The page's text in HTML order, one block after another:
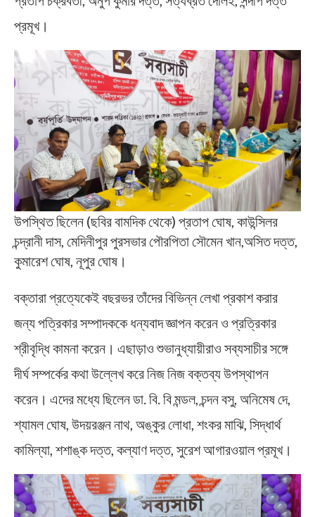
প্রমূখ।
উপস্থিত ছিলেন (ছবির বামদিক থেকে) প্রতাপ ঘোষ, কাউন্সিলর
চন্দ্রানী দাস, মেদিনীপুর পুরসভার পৌরপিতা সৌমেন খান,অসিত দত্ত,
কুমারেশ ঘোষ, নূপুর ঘোষ।
বক্তারা প্রত্যেকেই বছরভর তাঁদের বিভিন্ন লেখা প্রকাশ করার
জন্য পত্রিকার সম্পাদককে ধন্যবাদ জ্ঞাপন করেন ও প্রত্রিকার
শ্রীবৃদ্ধি কামনা করেন। এছাড়াও শুভানুধ্যায়ীরাও সব্যসাচীর সঙ্গে
দীর্ঘ সম্পর্কের কথা উল্লেখ করে নিজ নিজ বক্তব্য উপস্থাপন
করেন। এদের মধ্যে ছিলেন ডা. বি. বি মন্ডল, চন্দন বসু, অনিমেষ দে,
শ্যামল ঘোষ, উদয়রঞ্জন নাথ, অঙ্কুর লোধা, শংকর মাঝি, সিদ্ধার্থ
কামিল্যা, শশাঙ্ক দত্ত, কল্যাণ দত্ত, সুরেশ আগারওয়াল প্রমূখ।